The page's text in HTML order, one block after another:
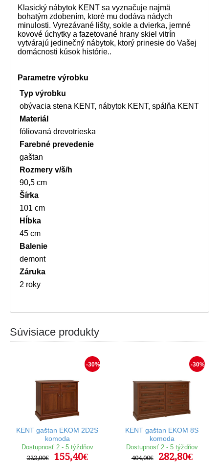
Klasický nábytok KENT sa vyznačuje najmä
bohatým zdobením, ktoré mu dodáva nádych
minulosti. Vyrezávané lišty, sokle a dvierka, jemné
kovové úchytky a fazetované hrany skiel vitrín
vytvárajú jedinečný nábytok, ktorý prinesie do Vašej
domácnosti kúsok histórie..
Parametre výrobku
Typ výrobku
obývacia stena KENT, nábytok KENT, spálňa KENT
Materiál
fóliovaná drevotrieska
Farebné prevedenie
gaštan
Rozmery v/š/h
90,5 cm
Šírka
101 cm
Hĺbka
45 cm
Balenie
demont
Záruka
2 roky
Súvisiace produkty
-30%
KENT gaštan EKOM 2D2S
komoda
Dostupnosť 2 - 5 týždňov
222,00€
155,40€
-30%
KENT gaštan EKOM 8S
komoda
Dostupnosť 2 - 5 týždňov
404,00€
282,80€